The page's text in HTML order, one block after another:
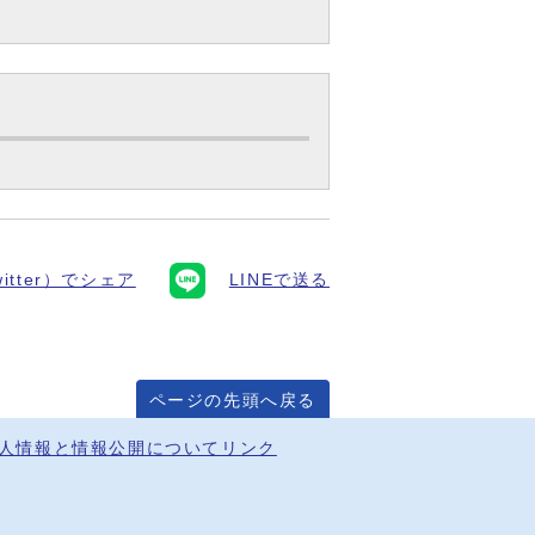
）でシェア LINEで送る
ページの先頭へ戻る
情報と情報公開について リンク